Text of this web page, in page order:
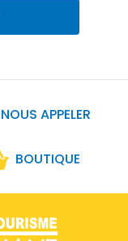
NOUS APPELER
BOUTIQUE